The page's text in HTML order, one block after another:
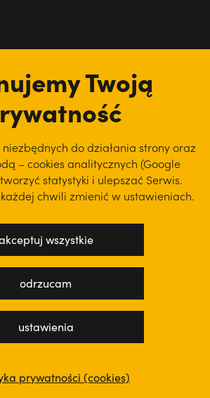
Twoją
do działania strony oraz
– cookies analitycznych (Google
tworzyć statystyki i ulepszać Serwis.
chwili zmienić w ustawieniach.
wszystkie
odrzucam
ustawienia
prywatności (cookies)